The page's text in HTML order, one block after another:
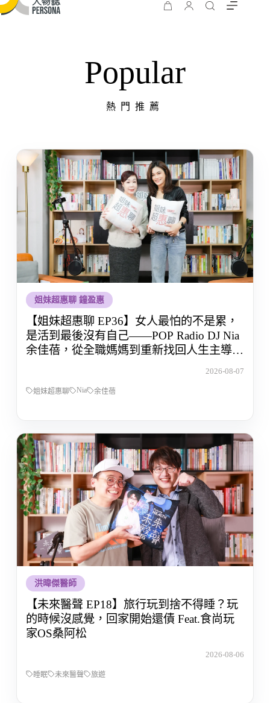
Popular
熱門推薦
姐妹超惠聊 鐘盈惠
【姐妹超惠聊 EP36】女人最怕的不是累，
是活到最後沒有自己——POP Radio DJ Nia
余佳蓓，從全職媽媽到重新找回人生主導權
2026-08-07
姐妹超惠聊 Nia 余佳蓓
洪暐傑醫師
【未來醫聲 EP18】旅行玩到捨不得睡？玩
的時候沒感覺，回家開始還債 Feat.食尚玩
家OS桑阿松
2026-08-06
睡眠 未來醫聲 旅遊